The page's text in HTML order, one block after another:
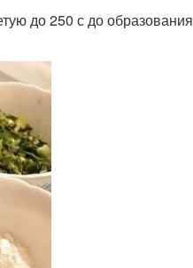
до 250 с до образования